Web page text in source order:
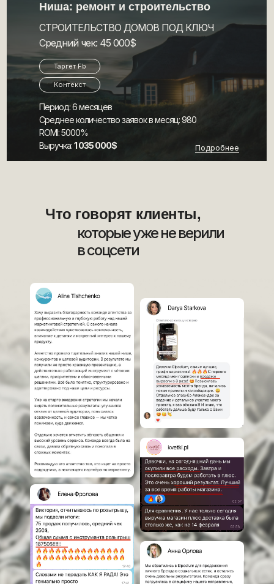
Ниша: ремонт и строительство
Средний чек: 45 000$
СТРОИТЕЛЬСТВО ДОМОВ ПОД КЛЮЧ
Период: 6 месяцев
Среднее количество заявок в месяц: 980
ROMI: 5000%
Выручка:1 035 000$ Подробнее
Таргет Fb
Контекст
Что говорят клиенты,
которые уже не верили
в соцсети